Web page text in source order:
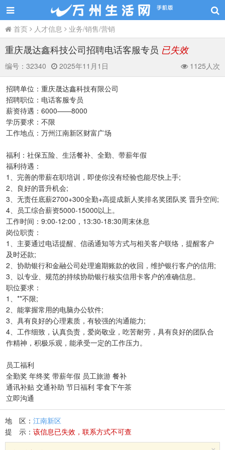
首页 人才信息 业务/销售/营销
重庆晟达鑫科技公司招聘电话客服专员 已失效
编号： 32340 2025年11月1日 1125人次
招聘单位：重庆晟达鑫科技有限公司
招聘职位：电话客服专员
薪资待遇：6000——8000
学历要求：不限
工作地点：万州江南新区财富广场
福利：社保五险、生活餐补、全勤、带薪年假
福利待遇：
1、完善的带薪在职培训，即使你没有经验也能尽快上手;
2、良好的晋升机会;
3、无责任底薪2700+300全勤+高提成新人奖排名奖团队奖 晋升空间;
4、员工综合薪资5000-15000以上。
工作时间：9:00-12:00，13:30-18:30周末休息
岗位职责：
1、主要通过电话提醒、信函通知等方式与相关客户联络，提醒客户
及时还款;
2、协助银行和金融公司处理逾期账款的收回，维护银行客户的信用;
3、以专业、规范的持续协助银行核实信用卡客户的准确信息。
职位要求：
1、**不限;
2、能掌握常用的电脑办公软件;
3、具有良好的心理素质，有较强的沟通能力;
4、工作细致，认真负责，爱岗敬业，吃苦耐劳，具有良好的团队合
作精神，积极乐观，能承受一定的工作压力。
员工福利
全勤奖 年终奖 带薪年假 员工旅游 餐补
通讯补贴 交通补助 节日福利 零食下午茶
立即沟通
地 区： 江南新区
提 示： 该信息已失效，联系方式不可查